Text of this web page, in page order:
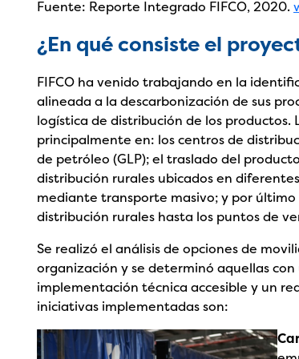
Fuente: Reporte Integrado FIFCO, 2020.
¿En qué consiste el
FIFCO ha venido trabajando en la
alineada a la descarbonización de sus
logística de distribución de los
principalmente en: los centros de
de petróleo (GLP); el traslado del
distribución rurales ubicados en
mediante transporte masivo; y por
distribución rurales hasta los puntos de
Se realizó el análisis de opciones de
organización y se determinó aquellas
implementación técnica accesible y un
iniciativas implementadas son: